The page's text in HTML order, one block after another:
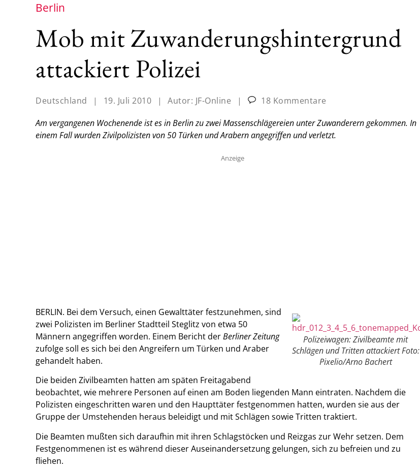
Berlin
Mob mit Zuwanderungshintergrund
attackiert Polizei
Deutschland | 19. Juli 2010 | Autor: JF-Online |
18 Kommentare
Am vergangenen Wochenende ist es in Berlin zu zwei Massenschlägereien unter Zuwanderern gekommen. In
einem Fall wurden Zivilpolizisten von 50 Türken und Arabern angegriffen und verletzt.
Anzeige
Polizeiwagen: Zivilbeamte mit
Schlägen und Tritten attackiert Foto:
Pixelio/Arno Bachert
BERLIN. Bei dem Versuch, einen Gewalttäter festzunehmen, sind
zwei Polizisten im Berliner Stadtteil Steglitz von etwa 50
Männern angegriffen worden. Einem Bericht derBerliner Zeitung
zufolge soll es sich bei den Angreifern um Türken und Araber
gehandelt haben.
Die beiden Zivilbeamten hatten am späten Freitagabend
beobachtet, wie mehrere Personen auf einen am Boden liegenden Mann eintraten. Nachdem die
Polizisten eingeschritten waren und den Haupttäter festgenommen hatten, wurden sie aus der
Gruppe der Umstehenden heraus beleidigt und mit Schlägen sowie Tritten traktiert.
Die Beamten mußten sich daraufhin mit ihren Schlagstöcken und Reizgas zur Wehr setzen. Dem
Festgenommenen ist es während dieser Auseinandersetzung gelungen, sich zu befreien und zu
fliehen.